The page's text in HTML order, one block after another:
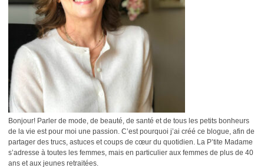
Bonjour! Parler de mode, de beauté, de santé et de tous les petits bonheurs
de la vie est pour moi une passion. C’est pourquoi j’ai créé ce blogue, afin de
partager des trucs, astuces et coups de cœur du quotidien. La P’tite Madame
s’adresse à toutes les femmes, mais en particulier aux femmes de plus de 40
ans et aux jeunes retraitées.